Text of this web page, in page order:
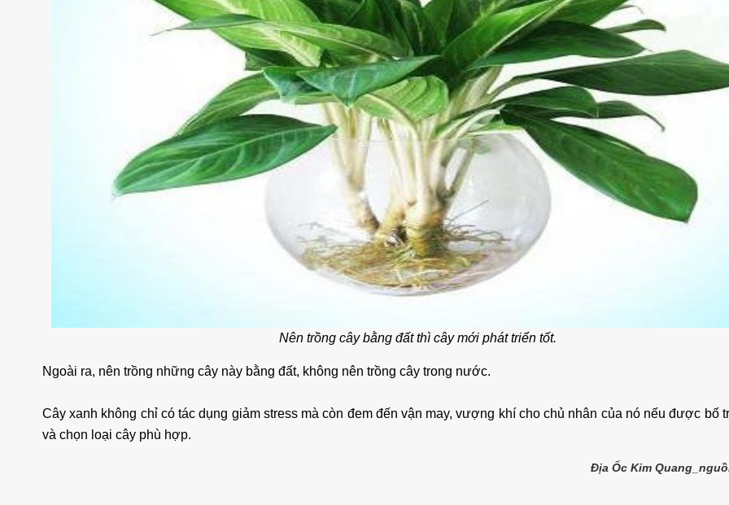
Nên trồng cây bằng đất thì cây mới phát triển tốt.
Ngoài ra, nên trồng những cây này bằng đất, không nên trồng cây trong nước.
Cây xanh không chỉ có tác dụng giảm stress mà còn đem đến vận may, vượng khí cho chủ nhân của nó nếu được bố
và chọn loại cây phù hợp.
Địa Ốc Kim